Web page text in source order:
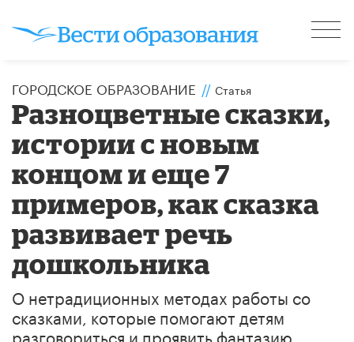
ГОРОДСКОЕ ОБРАЗОВАНИЕ // Статья
Разноцветные сказки,
истории с новым
концом и еще 7
примеров, как сказка
развивает речь
дошкольника
О нетрадиционных методах работы со
сказками, которые помогают детям
разговориться и проявить фантазию,